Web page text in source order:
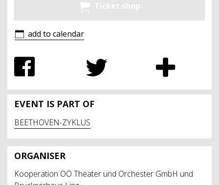
Ticket shop
add to calendar
EVENT IS PART OF
BEETHOVEN-ZYKLUS
ORGANISER
Kooperation OÖ Theater und Orchester GmbH und